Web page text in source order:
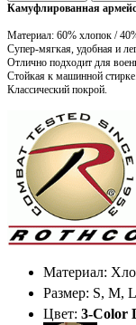
Камуфлированная
Материал: 60% хлопок /
Супер-мягкая, удобная и
Отлично подходит для
Стойкая к машинной стирке.
Классический покрой.
Материал:
Размер: S,
Цвет: 3-Color